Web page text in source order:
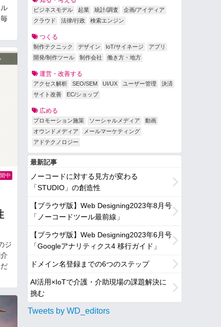
ジ
中
ビジネスモデル 起業 統計/調査
企画/アイディア
クラウド
法律/行政 検索エンジン
つくる
制作テクニック デザイン IoT/サイネージ
アプリ
開発/制作ツール
制作会社 働き方・地方
運営・改善する
アクセス解析 SEO/SEM UI/UX ユーザー管理
決済
サイト改善
EC/ショップ
広める
プロモーション施策 ソーシャルメディア
動画
オウンドメディア
メールマーケティング
アドテクノロジー
最新記事
ノーコードに対する見方が変わる
「STUDIO」の創造性
【ブラウザ版】Web Designing2023年8月号
「ノーコードツール最前線」
【ブラウザ版】Web Designing2023年6月号
「Googleアナリティクス4 移行ガイド」
ドメイン名登録までの6つのステップ
AI活用×IoTで介護・介助現場の課題解決に
挑む
Tweets by WD_editors